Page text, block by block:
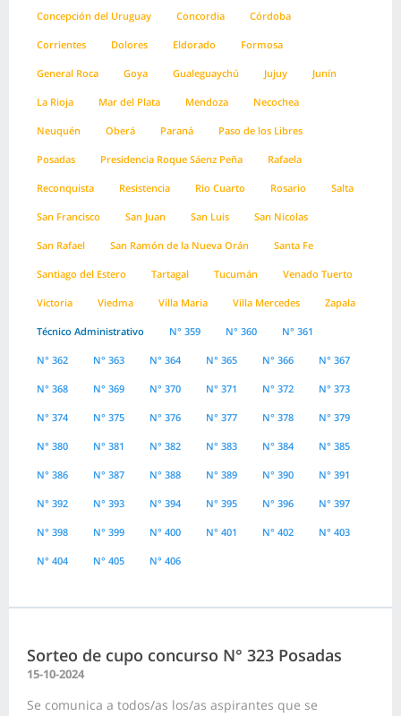
Concepción del Uruguay Concordia Córdoba
Corrientes Dolores Eldorado Formosa
General Roca Goya Gualeguaychú Jujuy Junín
La Rioja Mar del Plata Mendoza Necochea
Neuquén Oberá Paraná Paso de los Libres
Posadas Presidencia Roque Sáenz Peña Rafaela
Reconquista Resistencia Rio Cuarto Rosario Salta
San Francisco San Juan San Luis San Nicolas
San Rafael San Ramón de la Nueva Orán Santa Fe
Santiago del Estero Tartagal Tucumán Venado Tuerto
Victoria Viedma Villa Maria Villa Mercedes Zapala
Técnico Administrativo N° 359 N° 360 N° 361
N° 362 N° 363 N° 364 N° 365 N° 366 N° 367
N° 368 N° 369 N° 370 N° 371 N° 372 N° 373
N° 374 N° 375 N° 376 N° 377 N° 378 N° 379
N° 380 N° 381 N° 382 N° 383 N° 384 N° 385
N° 386 N° 387 N° 388 N° 389 N° 390 N° 391
N° 392 N° 393 N° 394 N° 395 N° 396 N° 397
N° 398 N° 399 N° 400 N° 401 N° 402 N° 403
N° 404 N° 405 N° 406
Sorteo de cupo concurso N° 323 Posadas
15-10-2024
Se comunica a todos/as los/as aspirantes que se